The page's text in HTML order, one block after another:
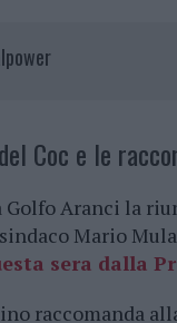
Coc e le
Golfo Aranci la
Mario
sera dalla
raccomanda